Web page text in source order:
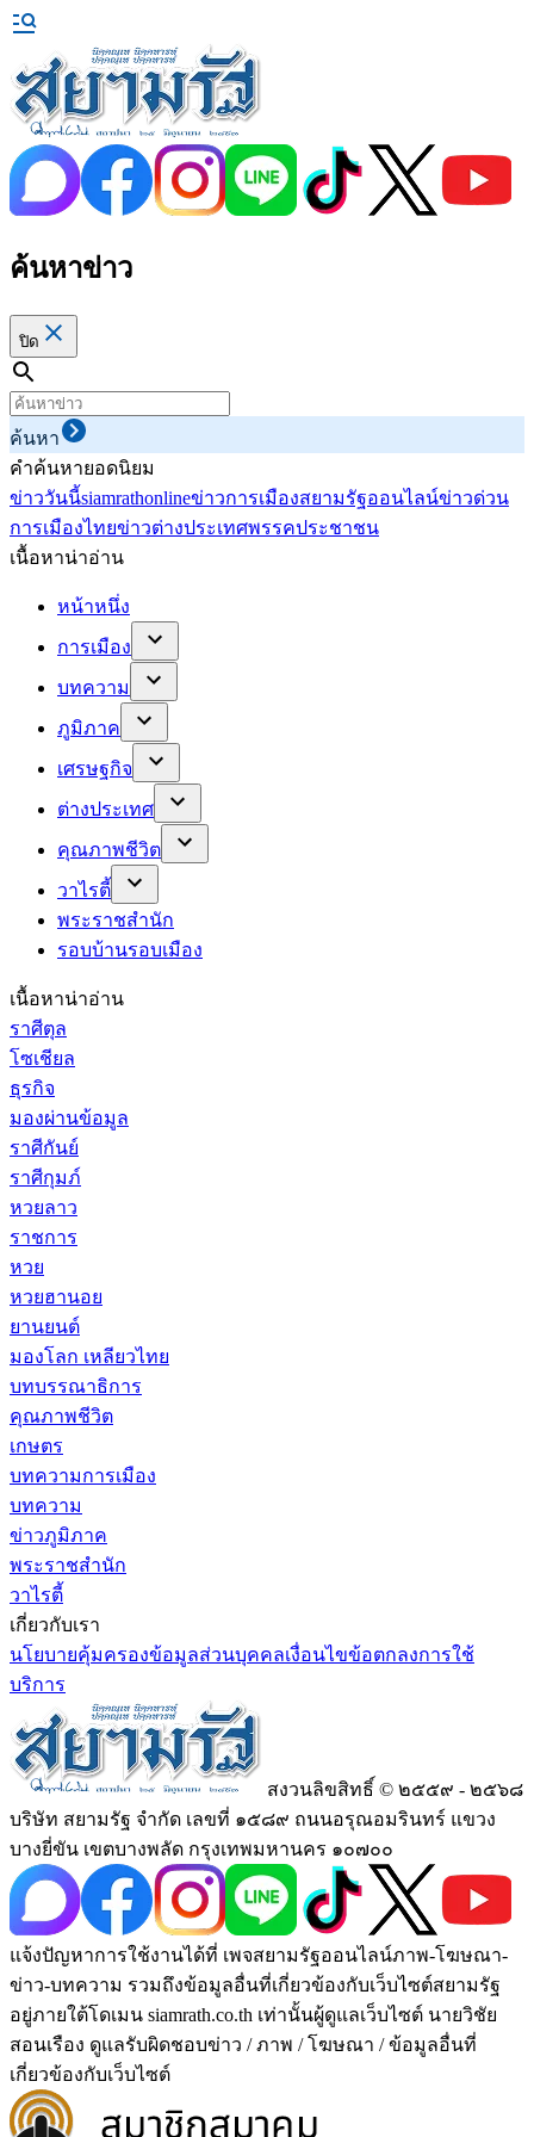
ค้นหาข่าว
ปิด
ค้นหา
คำค้นหายอดนิยม
ข่าววันนี้siamrathonlineข่าวการเมืองสยามรัฐออนไลน์ข่าวด่วน
การเมืองไทยข่าวต่างประเทศพรรคประชาชน
เนื้อหาน่าอ่าน
หน้าหนึ่ง
การเมือง
บทความ
ภูมิภาค
เศรษฐกิจ
ต่างประเทศ
คุณภาพชีวิต
วาไรตี้
พระราชสำนัก
รอบบ้านรอบเมือง
เนื้อหาน่าอ่าน
ราศีตุล
โซเชียล
ธุรกิจ
มองผ่านข้อมูล
ราศีกันย์
ราศีกุมภ์
หวยลาว
ราชการ
หวย
หวยฮานอย
ยานยนต์
มองโลก เหลียวไทย
บทบรรณาธิการ
คุณภาพชีวิต
เกษตร
บทความการเมือง
บทความ
ข่าวภูมิภาค
พระราชสำนัก
วาไรตี้
เกี่ยวกับเรา
นโยบายคุ้มครองข้อมูลส่วนบุคคลเงื่อนไขข้อตกลงการใช้
บริการ
สงวนลิขสิทธิ์ © ๒๕๕๙ - ๒๕๖๘
บริษัท สยามรัฐ จำกัด เลขที่ ๑๕๘๙ ถนนอรุณอมรินทร์ แขวง
บางยี่ขัน เขตบางพลัด กรุงเทพมหานคร ๑๐๗๐๐
แจ้งปัญหาการใช้งานได้ที่ เพจสยามรัฐออนไลน์ภาพ-โฆษณา-
ข่าว-บทความ รวมถึงข้อมูลอื่นที่เกี่ยวข้องกับเว็บไซต์สยามรัฐ
อยู่ภายใต้โดเมน siamrath.co.th เท่านั้นผู้ดูแลเว็บไซต์ นายวิชัย
สอนเรือง ดูแลรับผิดชอบข่าว / ภาพ / โฆษณา / ข้อมูลอื่นที่
เกี่ยวข้องกับเว็บไซต์